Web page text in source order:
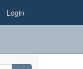
Login